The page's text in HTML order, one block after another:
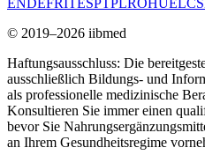
ENDEFRITESPTPLROHUELCS
© 2019–2026 iibmed
Haftungsausschluss: Die
ausschließlich Bildungs- und
als professionelle medizinische
Konsultieren Sie immer einen
bevor Sie
an Ihrem Gesundheitsregime